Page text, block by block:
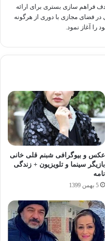
سلام، از سال 1398 با هدف فراهم سازی بستری برای ارائه
فضای مجازی با دوری از هرگونه
را آغاز نمود.
عکس و بیوگرافی شبنم قلی خانی
بازیگر سینما و تلویزیون + زندگی
نامه
5 بهمن 1399